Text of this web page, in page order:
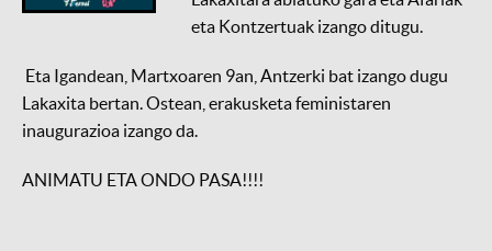
eta Kontzertuak izango ditugu.
Eta Igandean, Martxoaren 9an, Antzerki bat izango dugu
Lakaxita bertan. Ostean, erakusketa feministaren
inaugurazioa izango da.
ANIMATU ETA ONDO PASA!!!!